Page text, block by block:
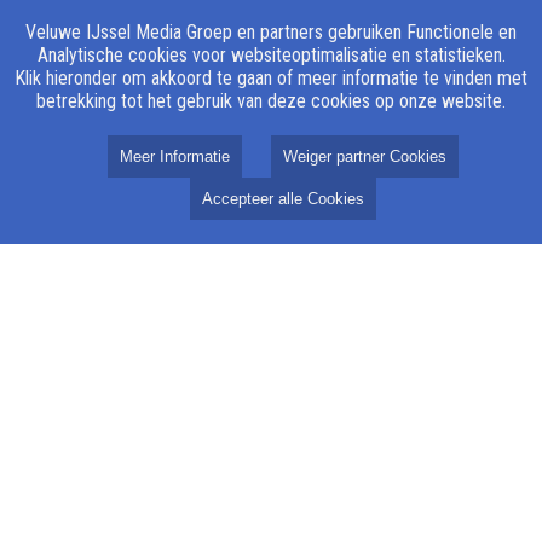
Veluwe IJssel Media Groep en partners gebruiken Functionele en
Analytische cookies voor websiteoptimalisatie en statistieken.
Klik hieronder om akkoord te gaan of meer informatie te vinden met
betrekking tot het gebruik van deze cookies op onze website.
Meer Informatie Weiger partner Cookies
Accepteer alle Cookies